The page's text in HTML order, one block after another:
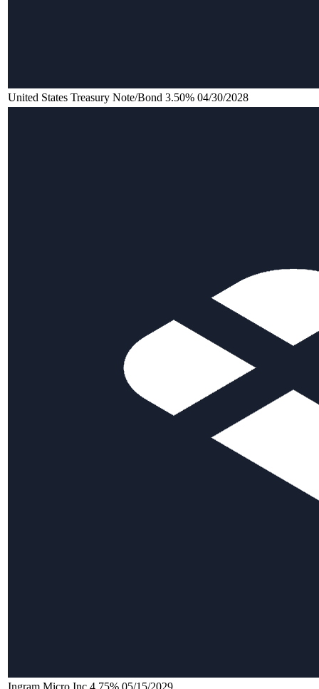
United States Treasury Note/Bond 3.50% 04/30/2028
Ingram Micro Inc 4.75% 05/15/2029